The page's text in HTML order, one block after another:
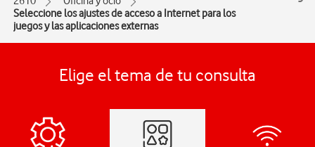
Seleccione los ajustes de acceso a Internet para los
juegos y las aplicaciones externas
Elige el tema de tu consulta